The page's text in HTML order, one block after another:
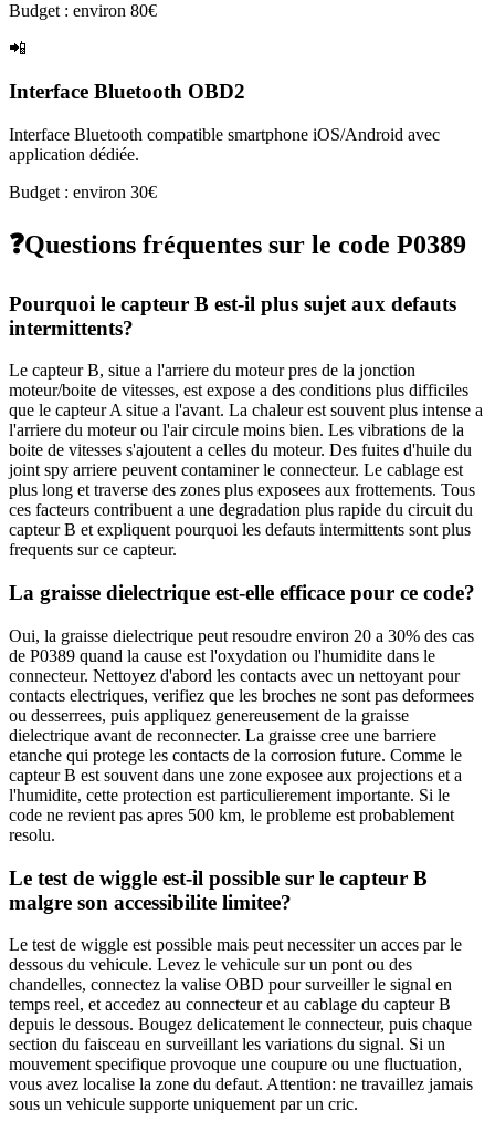
Budget : environ 80€
📲
Interface Bluetooth OBD2
Interface Bluetooth compatible smartphone iOS/Android avec
application dédiée.
Budget : environ 30€
❓Questions fréquentes sur le code P0389
Pourquoi le capteur B est-il plus sujet aux defauts
intermittents?
Le capteur B, situe a l'arriere du moteur pres de la jonction
moteur/boite de vitesses, est expose a des conditions plus difficiles
que le capteur A situe a l'avant. La chaleur est souvent plus intense a
l'arriere du moteur ou l'air circule moins bien. Les vibrations de la
boite de vitesses s'ajoutent a celles du moteur. Des fuites d'huile du
joint spy arriere peuvent contaminer le connecteur. Le cablage est
plus long et traverse des zones plus exposees aux frottements. Tous
ces facteurs contribuent a une degradation plus rapide du circuit du
capteur B et expliquent pourquoi les defauts intermittents sont plus
frequents sur ce capteur.
La graisse dielectrique est-elle efficace pour ce code?
Oui, la graisse dielectrique peut resoudre environ 20 a 30% des cas
de P0389 quand la cause est l'oxydation ou l'humidite dans le
connecteur. Nettoyez d'abord les contacts avec un nettoyant pour
contacts electriques, verifiez que les broches ne sont pas deformees
ou desserrees, puis appliquez genereusement de la graisse
dielectrique avant de reconnecter. La graisse cree une barriere
etanche qui protege les contacts de la corrosion future. Comme le
capteur B est souvent dans une zone exposee aux projections et a
l'humidite, cette protection est particulierement importante. Si le
code ne revient pas apres 500 km, le probleme est probablement
resolu.
Le test de wiggle est-il possible sur le capteur B
malgre son accessibilite limitee?
Le test de wiggle est possible mais peut necessiter un acces par le
dessous du vehicule. Levez le vehicule sur un pont ou des
chandelles, connectez la valise OBD pour surveiller le signal en
temps reel, et accedez au connecteur et au cablage du capteur B
depuis le dessous. Bougez delicatement le connecteur, puis chaque
section du faisceau en surveillant les variations du signal. Si un
mouvement specifique provoque une coupure ou une fluctuation,
vous avez localise la zone du defaut. Attention: ne travaillez jamais
sous un vehicule supporte uniquement par un cric.